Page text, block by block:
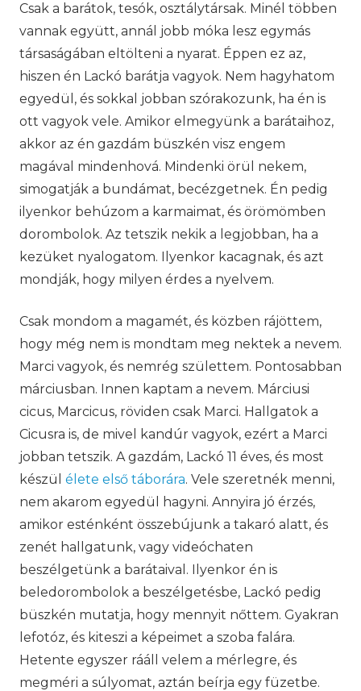
Csak a barátok, tesók, osztálytársak. Minél többen
vannak együtt, annál jobb móka lesz egymás
társaságában eltölteni a nyarat. Éppen ez az,
hiszen én Lackó barátja vagyok. Nem hagyhatom
egyedül, és sokkal jobban szórakozunk, ha én is
ott vagyok vele. Amikor elmegyünk a barátaihoz,
akkor az én gazdám büszkén visz engem
magával mindenhová. Mindenki örül nekem,
simogatják a bundámat, becézgetnek. Én pedig
ilyenkor behúzom a karmaimat, és örömömben
dorombolok. Az tetszik nekik a legjobban, ha a
kezüket nyalogatom. Ilyenkor kacagnak, és azt
mondják, hogy milyen érdes a nyelvem.
Csak mondom a magamét, és közben rájöttem,
hogy még nem is mondtam meg nektek a nevem.
Marci vagyok, és nemrég születtem. Pontosabban
márciusban. Innen kaptam a nevem. Márciusi
cicus, Marcicus, röviden csak Marci. Hallgatok a
Cicusra is, de mivel kandúr vagyok, ezért a Marci
jobban tetszik. A gazdám, Lackó 11 éves, és most
készül élete első táborára. Vele szeretnék menni,
nem akarom egyedül hagyni. Annyira jó érzés,
amikor esténként összebújunk a takaró alatt, és
zenét hallgatunk, vagy videóchaten
beszélgetünk a barátaival. Ilyenkor én is
beledorombolok a beszélgetésbe, Lackó pedig
büszkén mutatja, hogy mennyit nőttem. Gyakran
lefotóz, és kiteszi a képeimet a szoba falára.
Hetente egyszer rááll velem a mérlegre, és
megméri a súlyomat, aztán beírja egy füzetbe.